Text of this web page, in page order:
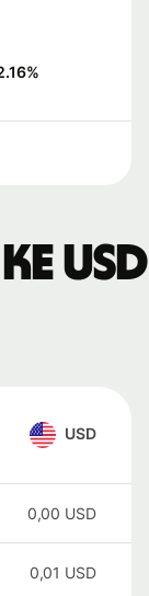
%
USD
USD
0,00 USD
0,01 USD